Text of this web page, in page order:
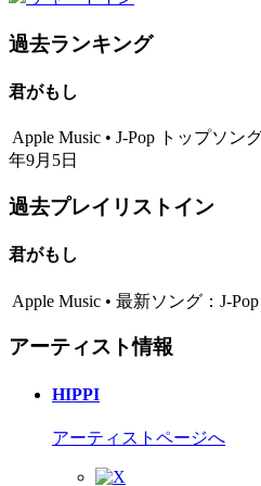
過去ランキング
君がもし
Apple Music • J-Pop トップソン
年9月5日
過去プレイリストイン
君がもし
Apple Music • 最新ソング：J-Pop
アーティスト情報
HIPPI
アーティストページへ